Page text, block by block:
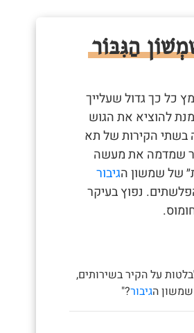
הַגִּבּוֹר
כל כך גדול שעלייך
להוציא את הגוש
בשתי הקירות של תא
שמדמה את מעשה
של שמשון הגיבור
נפוץ בעיקר
על הקיר בשירותים,
הגיבור?"